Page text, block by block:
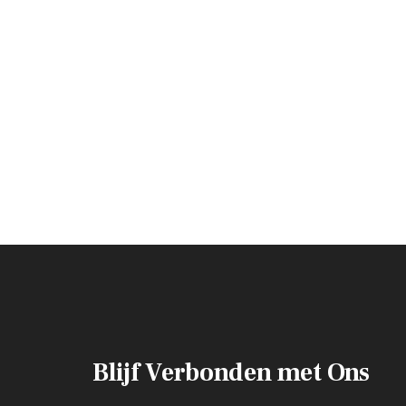
Blijf Verbonden met Ons